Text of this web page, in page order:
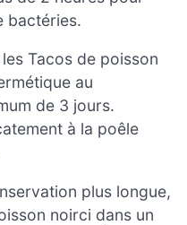
bactéries.
Tacos de poisson
au
de 3 jours.
à la poêle
plus longue,
noirci dans un